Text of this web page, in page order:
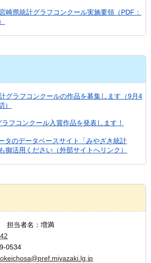
崎県統計グラフコンクール実施要領（PDF：
グラフコンクールの作品を募集します（9月4
）
フコンクール入賞作品を発表します！
タのデータベースサイト「みやざき統計
御活用ください（外部サイトへリンク）
担当者名：増満
0534